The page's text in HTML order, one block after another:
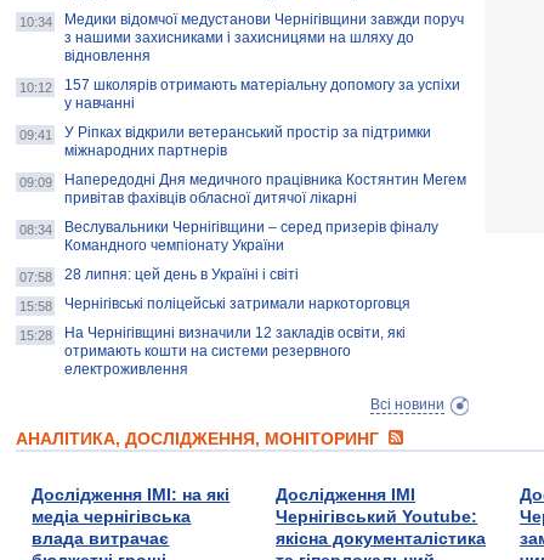
10:34
Медики відомчої медустанови Чернігівщини завжди поруч
з нашими захисниками і захисницями на шляху до
відновлення
10:12
157 школярів отримають матеріальну допомогу за успіхи
у навчанні
09:41
У Ріпках відкрили ветеранський простір за підтримки
міжнародних партнерів
09:09
Напередодні Дня медичного працівника Костянтин Мегем
привітав фахівців обласної дитячої лікарні
08:34
Веслувальники Чернігівщини – серед призерів фіналу
Командного чемпіонату України
07:58 28 липня: цей день в Україні і світі
15:58 Чернігівські поліцейські затримали наркоторговця
15:28
На Чернігівщині визначили 12 закладів освіти, які
отримають кошти на системи резервного
електроживлення
Всі новини
АНАЛІТИКА, ДОСЛІДЖЕННЯ, МОНІТОРИНГ
Дослідження ІМІ: на які
медіа чернігівська
влада витрачає
Дослідження ІМІ
Чернігівський Youtube:
якісна документалістика